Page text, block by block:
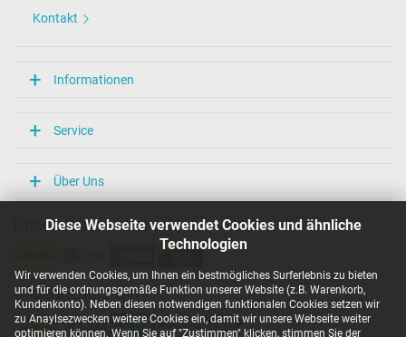
Diese Webseite verwendet Cookies und ähnliche
Technologien
Wir verwenden Cookies, um Ihnen ein bestmögliches Surferlebnis zu bieten
und für die ordnungsgemäße Funktion unserer Website (z.B. Warenkorb,
Kundenkonto). Neben diesen notwendigen funktionalen Cookies setzen wir
zu Anaylsezwecken weitere Cookies ein, damit wir unsere Webseite weiter
optimieren können. Wenn Sie auf "Zustimmen" klicken, stimmen Sie der
Kontakt
Informationen
Service
Über Uns
Unsere Versandarten
Unsere Zahlarten